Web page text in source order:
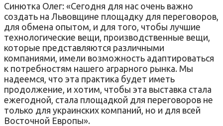
Синютка Олег: «Сегодня для нас очень важно
создать на Львовщине площадку для переговоров,
для обмена опытом, и для того, чтобы лучшие
технологические вещи, производственные вещи,
которые представляются различными
компаниями, имели возможность адаптироваться
к потребностям нашего аграрного рынка. Мы
надеемся, что эта практика будет иметь
продолжение, и хотим, чтобы эта выставка стала
ежегодной, стала площадкой для переговоров не
только для украинских компаний, но и для всей
Восточной Европы».